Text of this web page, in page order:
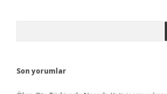
Son yorumlar